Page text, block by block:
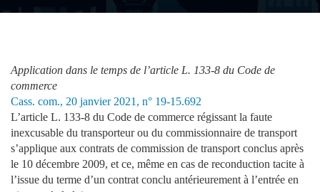
Application dans le temps de l’article L. 133-8 du Code de
commerce
Cass. com., 20 janvier 2021, n° 19-15.692
L’article L. 133-8 du Code de commerce régissant la faute
inexcusable du transporteur ou du commissionnaire de transport
s’applique aux contrats de commission de transport conclus après
le 10 décembre 2009, et ce, même en cas de reconduction tacite à
l’issue du terme d’un contrat conclu antérieurement à l’entrée en